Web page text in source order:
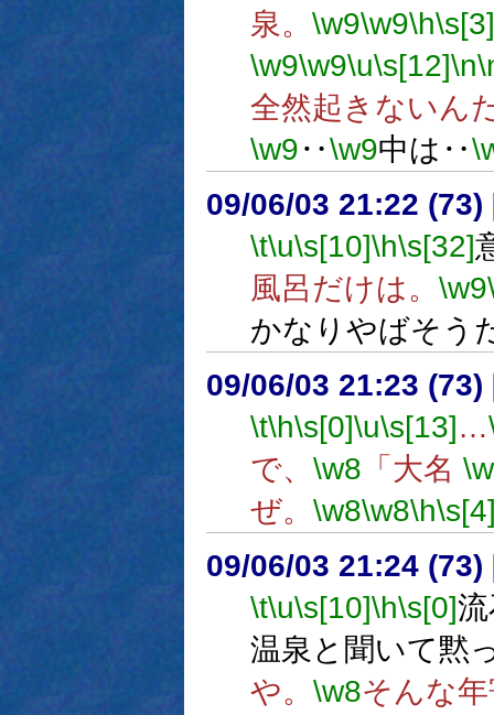
泉。 \w9\w9\h\s[3]
\w9\w9\u\s[12]\n
全然起きないん
\w9‥\w9中は‥
09/06/03 21:22 (73)
\t\u\s[10]\h\s[32]
風呂だけは。 \w9
かなりやばそう
09/06/03 21:23 (73)
\t\h\s[0]\u\s[13]…
で、 \w8 「大名
ぜ。 \w8\w8\h
09/06/03 21:24 (73)
\t\u\s[10]\h\s[0]
温泉と聞いて黙
や。 \w8そんな